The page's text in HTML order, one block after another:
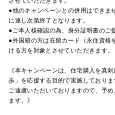
●他のキャンペーンとの併用はできま
に達し次第終了となります。
●ご本人様確認の為、身分証明書のご
●外国籍の方は在留カード（永住資格
ける方を対象とさせていただきます。
《本キャンペーンは、住宅購入を真
歩」を応援する目的で実施しており
ご遠慮いただいておりますので、予
ます。》